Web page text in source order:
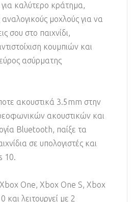
καλύτερο κράτημα,
μοχλούς για να
σου στο παιχνίδι,
κουμπιών και
ασύρματης
ακουστικά 3.5mm στην
ακουστικών και
Bluetooth, παίξε τα
σε υπολογιστές και
10.
One, Xbox One S, Xbox
λειτουργεί με 2